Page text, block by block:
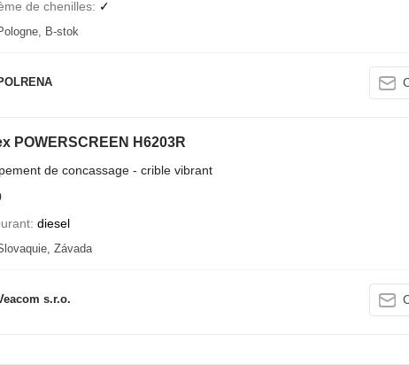
de chenilles
✓
B-stok
POWERSCREEN H6203R
de concassage - crible vibrant
diesel
Závada
s.r.o.